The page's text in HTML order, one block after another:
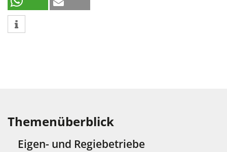
Themenüberblick
Eigen- und Regiebetriebe